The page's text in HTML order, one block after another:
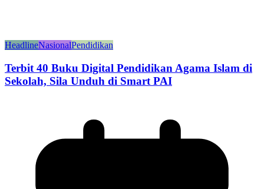
HeadlineNasionalPendidikan
Terbit 40 Buku Digital Pendidikan Agama Islam di
Sekolah, Sila Unduh di Smart PAI